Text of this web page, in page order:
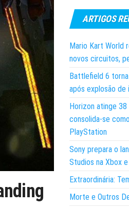
ARTIGOS
Mario Kart World
novos circuitos,
Battlefield 6
após explosão
Horizon atinge
consolida-se
PlayStation
Sony prepara o
Studios na Xbox
Extraordinária:
Morte e Outros